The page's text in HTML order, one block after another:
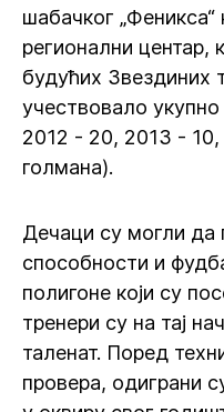
шабачког
регионални центар,
будућих Звездиних
учествовало
2012 - 20, 2013 -
голмана).
Дечаци су могли да
способности и
полигоне који су
тренери су на тај
таленат. Поред
провера, одиграни